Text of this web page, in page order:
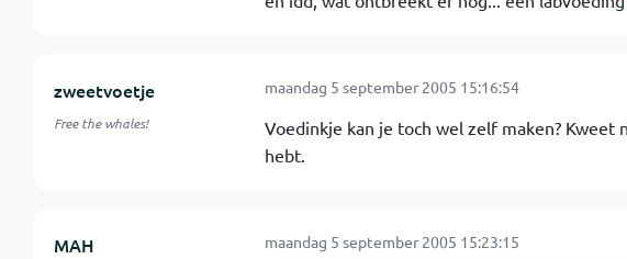
zweetvoetje
Free the whales!
maandag 5 september 2005 15:16:54
Voedinkje kan je toch wel zelf maken?
hebt.
MAH maandag 5 september 2005 15:23:15